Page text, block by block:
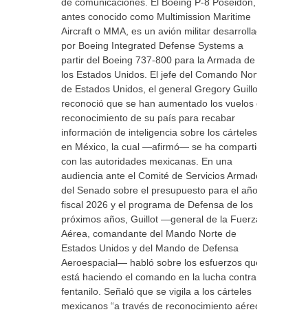
antes conocido como Multimission Maritime
Aircraft o MMA, es un avión militar desarrollado
por Boeing Integrated Defense Systems a
partir del Boeing 737-800 para la Armada de
los Estados Unidos. El jefe del Comando Norte
de Estados Unidos, el general Gregory Guillot,
reconoció que se han aumentado los vuelos de
reconocimiento de su país para recabar
información de inteligencia sobre los cárteles
en México, la cual —afirmó— se ha compartido
con las autoridades mexicanas. En una
audiencia ante el Comité de Servicios Armados
del Senado sobre el presupuesto para el año
fiscal 2026 y el programa de Defensa de los
próximos años, Guillot —general de la Fuerza
Aérea, comandante del Mando Norte de
Estados Unidos y del Mando de Defensa
Aeroespacial— habló sobre los esfuerzos que
está haciendo el comando en la lucha contra el
fentanilo. Señaló que se vigila a los cárteles
mexicanos “a través de reconocimiento aéreo